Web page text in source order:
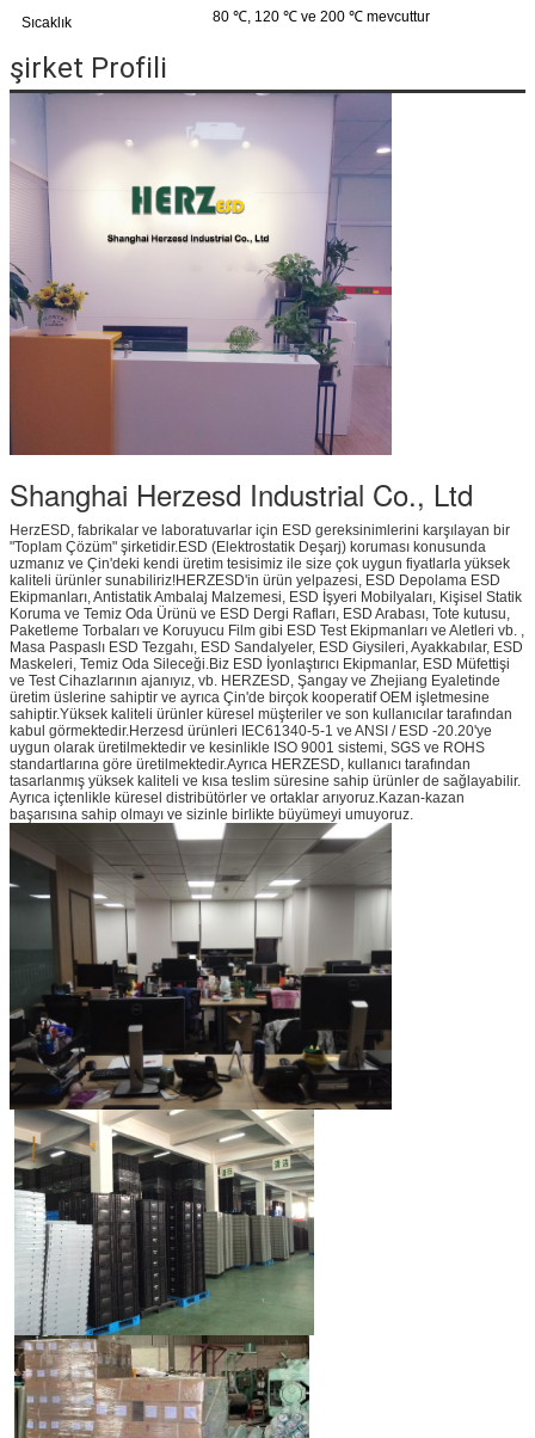
Sıcaklık 80 ℃, 120 ℃ ve 200 ℃ mevcuttur
şirket Profili
Shanghai Herzesd Industrial Co., Ltd
HerzESD, fabrikalar ve laboratuvarlar için ESD gereksinimlerini karşılayan bir
"Toplam Çözüm" şirketidir.ESD (Elektrostatik Deşarj) koruması konusunda
uzmanız ve Çin'deki kendi üretim tesisimiz ile size çok uygun fiyatlarla yüksek
kaliteli ürünler sunabiliriz!HERZESD'in ürün yelpazesi, ESD Depolama ESD
Ekipmanları, Antistatik Ambalaj Malzemesi, ESD İşyeri Mobilyaları, Kişisel Statik
Koruma ve Temiz Oda Ürünü ve ESD Dergi Rafları, ESD Arabası, Tote kutusu,
Paketleme Torbaları ve Koruyucu Film gibi ESD Test Ekipmanları ve Aletleri vb. ,
Masa Paspaslı ESD Tezgahı, ESD Sandalyeler, ESD Giysileri, Ayakkabılar, ESD
Maskeleri, Temiz Oda Sileceği.Biz ESD İyonlaştırıcı Ekipmanlar, ESD Müfettişi
ve Test Cihazlarının ajanıyız, vb. HERZESD, Şangay ve Zhejiang Eyaletinde
üretim üslerine sahiptir ve ayrıca Çin'de birçok kooperatif OEM işletmesine
sahiptir.Yüksek kaliteli ürünler küresel müşteriler ve son kullanıcılar tarafından
kabul görmektedir.Herzesd ürünleri IEC61340-5-1 ve ANSI / ESD -20.20'ye
uygun olarak üretilmektedir ve kesinlikle ISO 9001 sistemi, SGS ve ROHS
standartlarına göre üretilmektedir.Ayrıca HERZESD, kullanıcı tarafından
tasarlanmış yüksek kaliteli ve kısa teslim süresine sahip ürünler de sağlayabilir.
Ayrıca içtenlikle küresel distribütörler ve ortaklar arıyoruz.Kazan-kazan
başarısına sahip olmayı ve sizinle birlikte büyümeyi umuyoruz.